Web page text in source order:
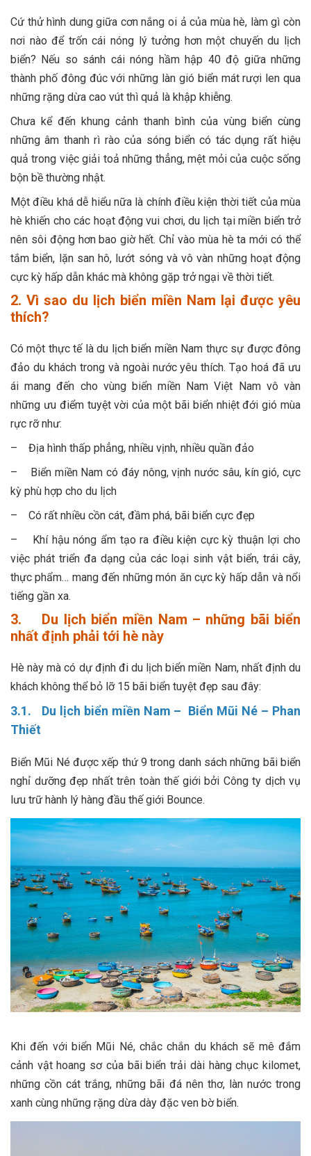
Cứ thử hình dung giữa cơn nắng oi ả của mùa hè, làm gì còn
nơi nào để trốn cái nóng lý tưởng hơn một chuyến du lịch
biển? Nếu so sánh cái nóng hầm hập 40 độ giữa những
thành phố đông đúc với những làn gió biển mát rượi len qua
những rặng dừa cao vút thì quả là khập khiễng.
Chưa kể đến khung cảnh thanh bình của vùng biển cùng
những âm thanh rì rào của sóng biển có tác dụng rất hiệu
quả trong việc giải toả những thẳng, mệt mỏi của cuộc sống
bộn bề thường nhật.
Một điều khá dễ hiểu nữa là chính điều kiện thời tiết của mùa
hè khiến cho các hoạt động vui chơi, du lịch tại miền biển trở
nên sôi động hơn bao giờ hết. Chỉ vào mùa hè ta mới có thể
tắm biển, lặn san hô, lướt sóng và vô vàn những hoạt động
cực kỳ hấp dẫn khác mà không gặp trở ngại về thời tiết.
2. Vì sao du lịch biển miền Nam lại được yêu
thích?
Có một thực tế là du lịch biển miền Nam thực sự được đông
đảo du khách trong và ngoài nước yêu thích. Tạo hoá đã ưu
ái mang đến cho vùng biển miền Nam Việt Nam vô vàn
những ưu điểm tuyệt vời của một bãi biển nhiệt đới gió mùa
rực rỡ như:
– Địa hình thấp phẳng, nhiều vịnh, nhiều quần đảo
– Biển miền Nam có đáy nông, vịnh nước sâu, kín gió, cực
kỳ phù hợp cho du lịch
– Có rất nhiều cồn cát, đầm phá, bãi biển cực đẹp
– Khí hậu nóng ẩm tạo ra điều kiện cực kỳ thuận lợi cho
việc phát triển đa dạng của các loại sinh vật biển, trái cây,
thực phẩm… mang đến những món ăn cực kỳ hấp dẫn và nổi
tiếng gần xa.
3. Du lịch biển miền Nam – những bãi biển
nhất định phải tới hè này
Hè này mà có dự định đi du lịch biển miền Nam, nhất định du
khách không thể bỏ lỡ 15 bãi biển tuyệt đẹp sau đây:
3.1. Du lịch biển miền Nam – Biển Mũi Né – Phan
Thiết
Biển Mũi Né được xếp thứ 9 trong danh sách những bãi biển
nghỉ dưỡng đẹp nhất trên toàn thế giới bởi Công ty dịch vụ
lưu trữ hành lý hàng đầu thế giới Bounce.
Khi đến với biển Mũi Né, chắc chắn du khách sẽ mê đắm
cảnh vật hoang sơ của bãi biển trải dài hàng chục kilomet,
những cồn cát trắng, những bãi đá nên thơ, làn nước trong
xanh cùng những rặng dừa dày đặc ven bờ biển.